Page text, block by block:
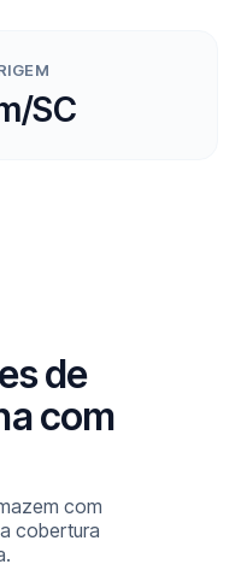
SC
de
com
com
cobertura